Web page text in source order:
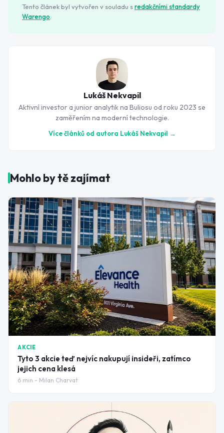
Tento článek byl vytvořen v souladu sredakčními standardy
Warengo
Lukáš Nekvapil
Aktivní investor a junior analytik na Buliosu od roku 2023 se
zaměřením na moderní technologie.
Více článků od autora Lukáš Nekvapil →
Mohlo by tě zajímat
AKCIE
Tyto 3 akcie teď nejvíc nakupují insideři, zatímco
jejich cena klesá
6 min - Milan Charvat